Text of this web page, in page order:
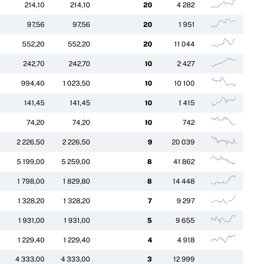
214,10 214,10 20 4 282
97,56 97,56 20 1 951
552,20 552,20 20 11 044
242,70 242,70 10 2 427
994,40 1 023,50 10 10 100
141,45 141,45 10 1 415
74,20 74,20 10 742
2 226,50 2 226,50 9 20 039
5 199,00 5 259,00 8 41 862
1 798,00 1 829,80 8 14 448
1 328,20 1 328,20 7 9 297
1 931,00 1 931,00 5 9 655
1 229,40 1 229,40 4 4 918
4 333,00 4 333,00 3 12 999